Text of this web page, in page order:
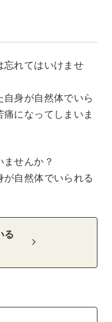
忘れてはいけませ
身が自然体でいら
になってしまいま
せんか？
自然体でいられる
る